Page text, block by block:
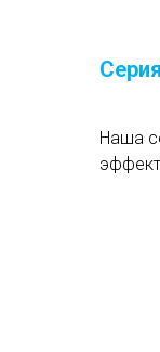
Наша